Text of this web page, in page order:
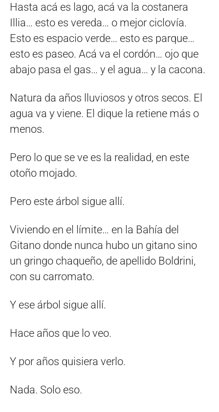
Hasta acá es lago, acá va la costanera
Illia… esto es vereda… o mejor ciclovía.
Esto es espacio verde… esto es parque…
esto es paseo. Acá va el cordón… ojo que
abajo pasa el gas… y el agua… y la cacona.
Natura da años lluviosos y otros secos. El
agua va y viene. El dique la retiene más o
menos.
Pero lo que se ve es la realidad, en este
otoño mojado.
Pero este árbol sigue allí.
Viviendo en el límite… en la Bahía del
Gitano donde nunca hubo un gitano sino
un gringo chaqueño, de apellido Boldrini,
con su carromato.
Y ese árbol sigue allí.
Hace años que lo veo.
Y por años quisiera verlo.
Nada. Solo eso.